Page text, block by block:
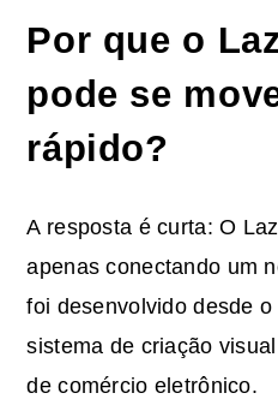
Por que o
pode se
rápido?
A resposta é curta: O
apenas conectando um
foi desenvolvido desde
sistema de criação
de comércio eletrônico.